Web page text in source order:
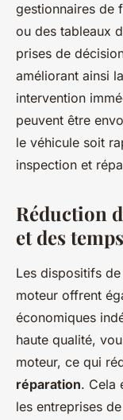
gestionnaires de
ou des tableaux
prises de
améliorant ainsi la
intervention
peuvent être
le véhicule soit
inspection et
Réduction
et des
Les dispositifs
moteur offrent
économiques
haute qualité,
moteur, ce qui
réparation. Cela
les entreprises